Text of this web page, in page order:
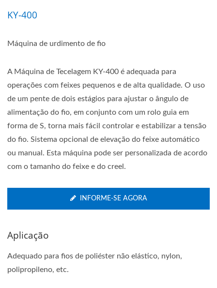
KY-400
Máquina de urdimento de fio
A Máquina de Tecelagem KY-400 é adequada para
operações com feixes pequenos e de alta qualidade. O uso
de um pente de dois estágios para ajustar o ângulo de
alimentação do fio, em conjunto com um rolo guia em
forma de S, torna mais fácil controlar e estabilizar a tensão
do fio. Sistema opcional de elevação do feixe automático
ou manual. Esta máquina pode ser personalizada de acordo
com o tamanho do feixe e do creel.
INFORME-SE AGORA
Aplicação
Adequado para fios de poliéster não elástico, nylon,
polipropileno, etc.